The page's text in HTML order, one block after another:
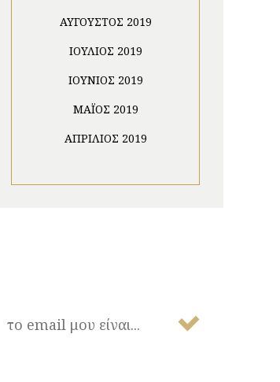
ΑΎΓΟΥΣΤΟΣ 2019
ΙΟΎΛΙΟΣ 2019
ΙΟΎΝΙΟΣ 2019
ΜΆΙΟΣ 2019
ΑΠΡΊΛΙΟΣ 2019